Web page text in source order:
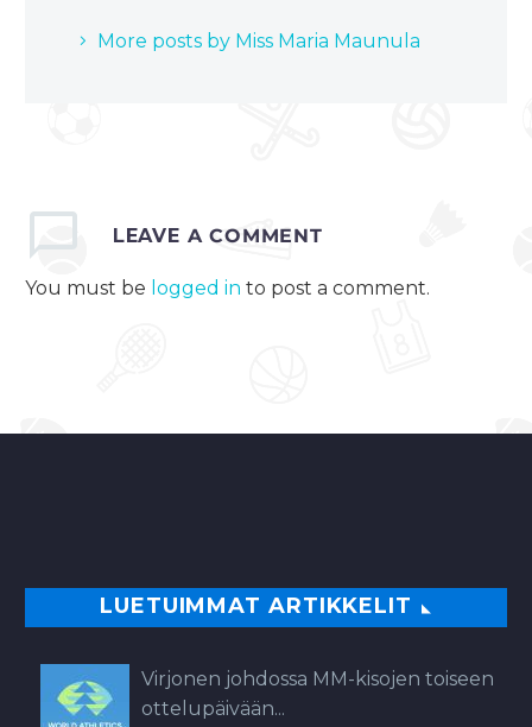
More posts by Miss Maria Maunula
LEAVE A COMMENT
You must be logged in to post a comment.
LUETUIMMAT ARTIKKELIT
Virjonen johdossa MM-kisojen toiseen
ottelupäivään...